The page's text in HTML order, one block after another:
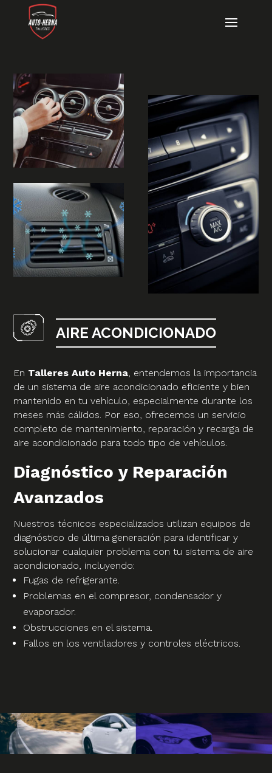
AIRE ACONDICIONADO
En Talleres Auto Herna , entendemos la importancia
de un sistema de aire acondicionado eficiente y bien
mantenido en tu vehículo, especialmente durante los
meses más cálidos. Por eso, ofrecemos un servicio
completo de mantenimiento, reparación y recarga de
aire acondicionado para todo tipo de vehículos.
Diagnóstico y Reparación
Avanzados
Nuestros técnicos especializados utilizan equipos de
diagnóstico de última generación para identificar y
solucionar cualquier problema con tu sistema de aire
acondicionado, incluyendo:
Fugas de refrigerante.
Problemas en el compresor, condensador y
evaporador.
Obstrucciones en el sistema.
Fallos en los ventiladores y controles eléctricos.